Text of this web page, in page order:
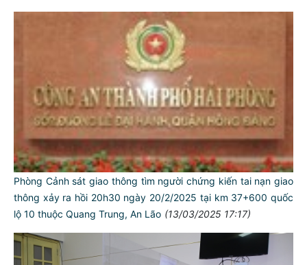
Phòng Cảnh sát giao thông tìm người chứng kiến tai nạn giao
thông xảy ra hồi 20h30 ngày 20/2/2025 tại km 37+600 quốc
lộ 10 thuộc Quang Trung, An Lão (13/03/2025 17:17)